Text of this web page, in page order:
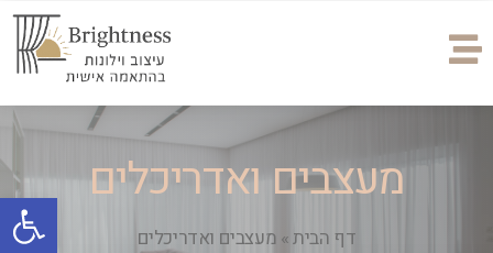
מעצבים ואדריכלים
דף הבית» מעצבים ואדריכלים